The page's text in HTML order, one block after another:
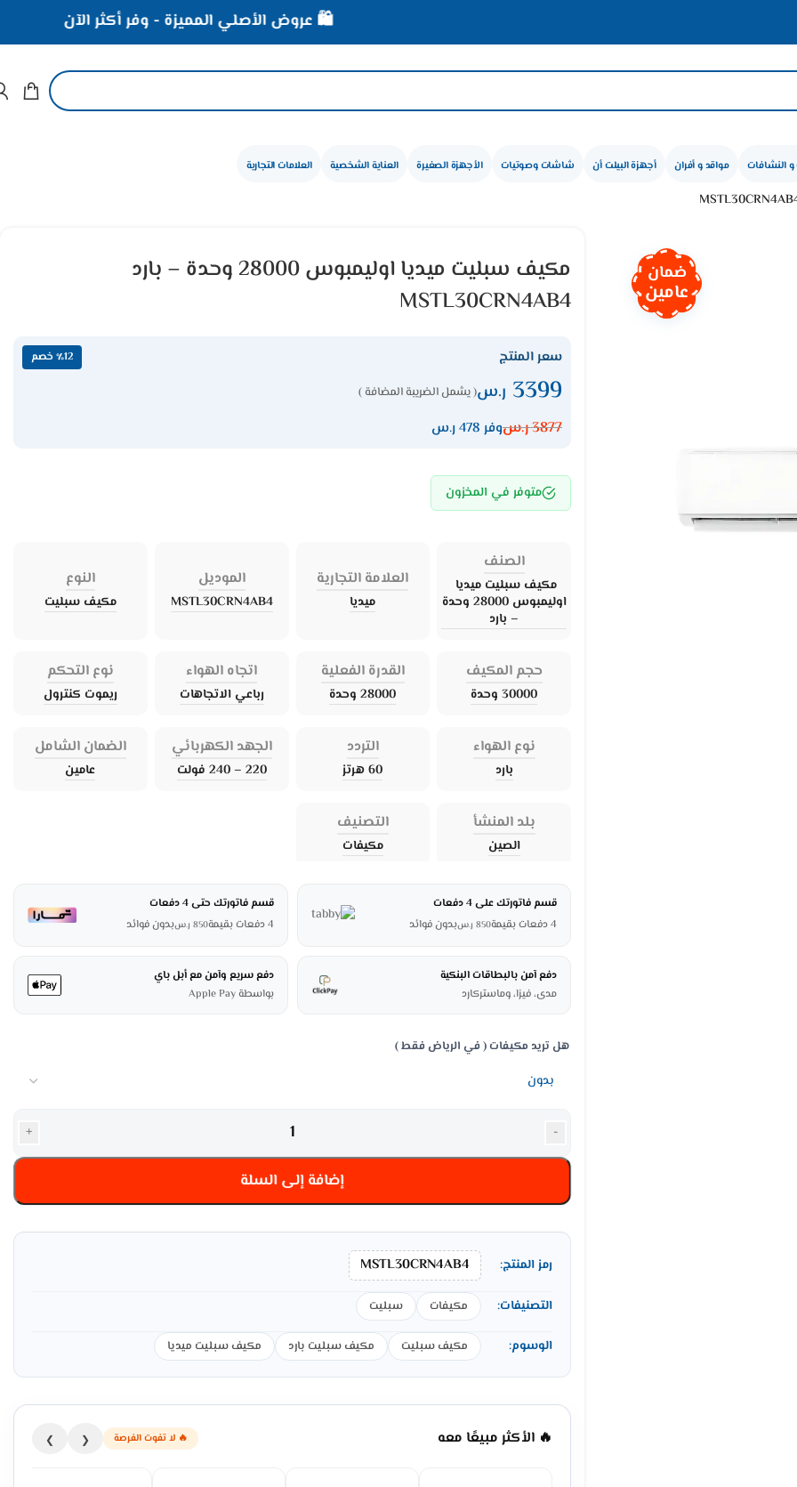
النشافات مواقد و أفران أجهزة البيلت أن شاشات وصوتيات الأجهزة الصغيرة العناية الشخصية العلامات التجارية
ضمان
عامين
مكيف سبليت ميديا ​​اوليمبوس 28000 وحدة – بارد
MSTL30CRN4AB4
سعر المنتج ٪12 خصم
3399 ر.س( يشمل الضريبة المضافة )
3877ر.سوفر 478 ر.س
متوفر في المخزون
الصنف
مكيف سبليت ميديا ​​
اوليمبوس 28000 وحدة
– بارد
العلامة التجارية
ميديا
الموديل
MSTL30CRN4AB4
النوع
مكيف سبليت
حجم المكيف
30000 وحدة
القدرة الفعلية
28000 وحدة
اتجاه الهواء
رباعي الاتجاهات
نوع التحكم
ريموت كنترول
نوع الهواء
بارد
التردد
60 هرتز
الجهد الكهربائي
220 – 240 فولت
الضمان الشامل
عامين
بلد المنشأ
الصين
التصنيف
مكيفات
قسم فاتورتك على 4 دفعات
4 دفعات بقيمة
850 ر.سبدون فوائد
قسم فاتورتك حتى 4 دفعات
4 دفعات بقيمة
850 ر.سبدون فوائد
دفع آمن بالبطاقات البنكية
مدى، فيزا، وماستركارد
دفع سريع وآمن مع أبل باي
بواسطة Apple Pay
هل تريد مكيفات ( في الرياض فقط )
-
+
إضافة إلى السلة
رمز المنتج: MSTL30CRN4AB4
التصنيفات: مكيفات سبليت
الوسوم: مكيف سبليت مكيف سبليت بارد مكيف سبليت ميديا
🔥 الأكثر مبيعًا معه 🔥 لا تفوت الفرصة ❮
❯
🛍️ عروض الأصلي المميزة - وفر أكثر الآن